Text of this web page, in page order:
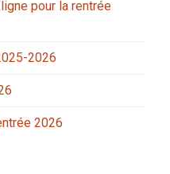
pour la rentrée
2026
2026